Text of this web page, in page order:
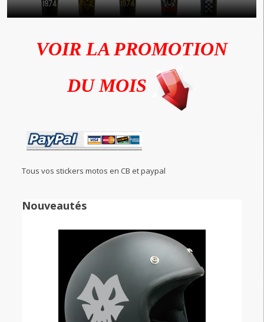
VOIR LA PROMOTION
DU MOIS
Tous vos stickers motos en CB et paypal
Nouveautés